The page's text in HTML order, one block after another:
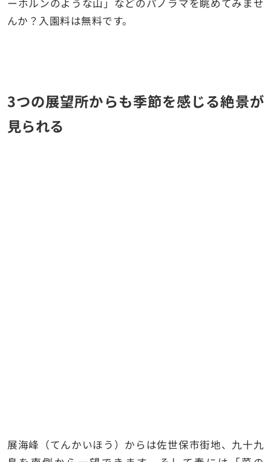
ーホルンのような山」などのパノラマを眺めてみませ
んか？入園料は無料です。
3つの展望所からも季節を感じる絶景が
見られる
展海峰（てんかいほう）からは佐世保市街地、九十九